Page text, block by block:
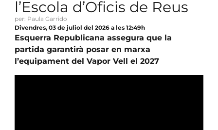
l’Escola d’Oficis de Reus
per: Paula Garrido
Divendres, 03 de juliol del 2026 a les 12:49h
Esquerra Republicana assegura que la
partida garantirà posar en marxa
l’equipament del Vapor Vell el 2027